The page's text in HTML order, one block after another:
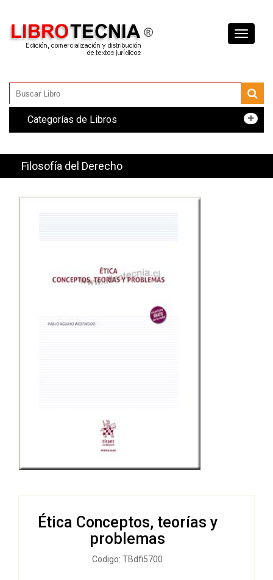
Toggle
Categorías de Libros
Filosofía del Derecho
Ética Conceptos, teorías y
problemas
Codigo: TBdfi5700